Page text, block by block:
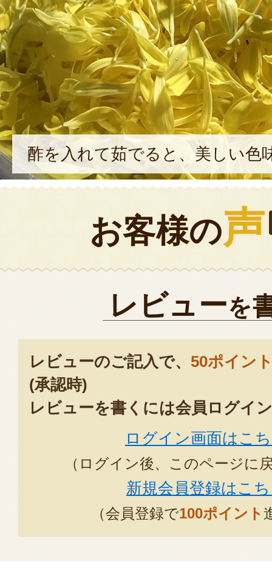
酢を入れて茹でると、美しい色
お客様の声
レビューを
レビューのご記入で、 50ポイン
(承認時)
レビューを書くには会員ログイ
ログイン画面はこ
（ログイン後、このページに
新規会員登録はこ
（会員登録で100ポイント